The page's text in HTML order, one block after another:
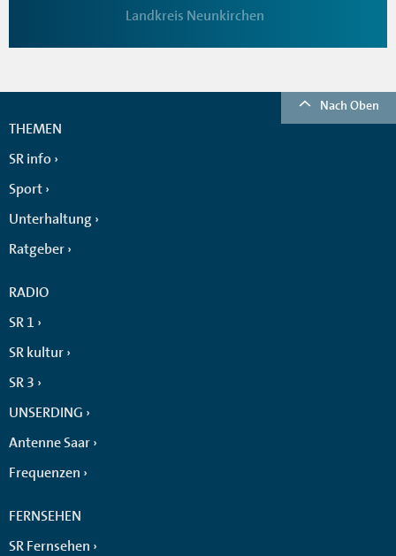
Landkreis Neunkirchen
Nach Oben
THEMEN
SR info
Sport
Unterhaltung
Ratgeber
RADIO
SR 1
SR kultur
SR 3
UNSERDING
Antenne Saar
Frequenzen
FERNSEHEN
SR Fernsehen